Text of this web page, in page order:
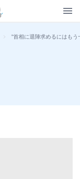
> "首相に退陣求めるにはもう